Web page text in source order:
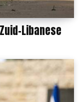
Libanese